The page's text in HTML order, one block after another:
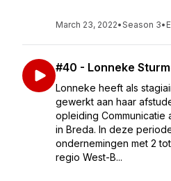
March 23, 2022•Season 3•
#40 - Lonneke
Lonneke heeft als
gewerkt aan haar
opleiding Communicatie
in Breda. In deze
ondernemingen met 2
regio West-B...